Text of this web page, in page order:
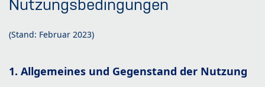
Nutzungsbedingungen
(Stand: Februar 2023)
1. Allgemeines und Gegenstand der Nutzung